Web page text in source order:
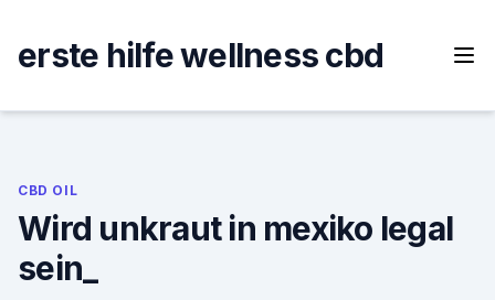
content
erste hilfe wellness cbd
CBD OIL
Wird unkraut in mexiko legal
sein_